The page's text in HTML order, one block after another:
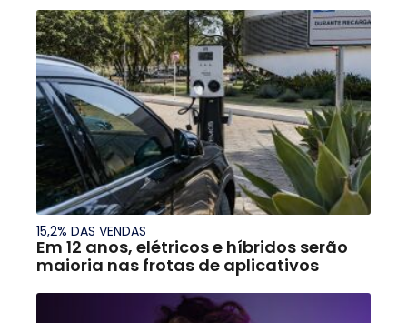
15,2% DAS VENDAS
Em 12 anos, elétricos e híbridos serão
maioria nas frotas de aplicativos